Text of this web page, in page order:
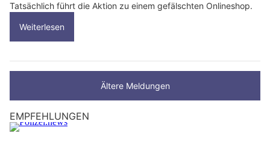
Tatsächlich führt die Aktion zu einem gefälschten Onlineshop.
Weiterlesen
Ältere Meldungen
EMPFEHLUNGEN